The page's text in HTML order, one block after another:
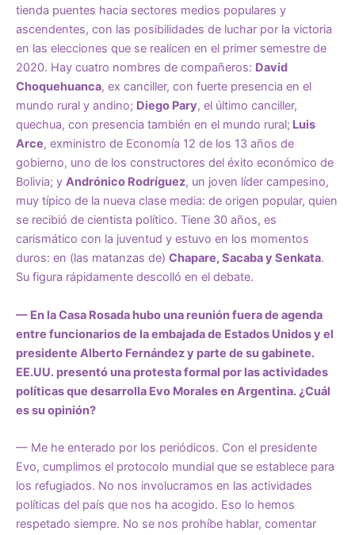
tienda puentes hacia sectores medios populares y
ascendentes, con las posibilidades de luchar por la victoria
en las elecciones que se realicen en el primer semestre de
2020. Hay cuatro nombres de compañeros: David
Choquehuanca, ex canciller, con fuerte presencia en el
mundo rural y andino; Diego Pary, el último canciller,
quechua, con presencia también en el mundo rural; Luis
Arce, exministro de Economía 12 de los 13 años de
gobierno, uno de los constructores del éxito económico de
Bolivia; y Andrónico Rodríguez, un joven líder campesino,
muy típico de la nueva clase media: de origen popular, quien
se recibió de cientista político. Tiene 30 años, es
carismático con la juventud y estuvo en los momentos
duros: en (las matanzas de) Chapare, Sacaba y Senkata.
Su figura rápidamente descolló en el debate.
— En la Casa Rosada hubo una reunión fuera de agenda
entre funcionarios de la embajada de Estados Unidos y el
presidente Alberto Fernández y parte de su gabinete.
EE.UU. presentó una protesta formal por las actividades
políticas que desarrolla Evo Morales en Argentina. ¿Cuál
es su opinión?
— Me he enterado por los periódicos. Con el presidente
Evo, cumplimos el protocolo mundial que se establece para
los refugiados. No nos involucramos en las actividades
políticas del país que nos ha acogido. Eso lo hemos
respetado siempre. No se nos prohíbe hablar, comentar